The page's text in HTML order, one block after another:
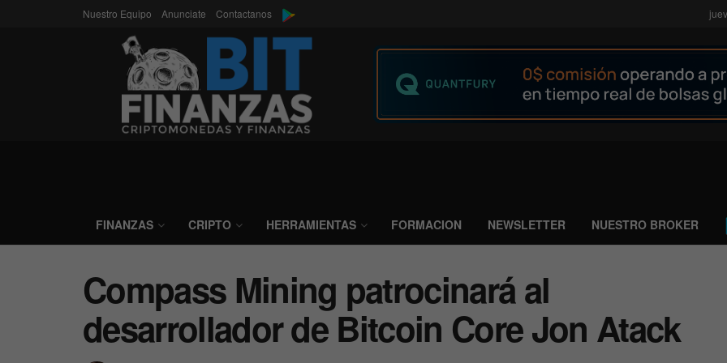
Nuestro Equipo Anunciate Contactanos
FINANZAS CRIPTO HERRAMIENTAS FORMACION NEWSLETTER NUESTRO BROKER
Compass Mining patrocinará al
desarrollador de Bitcoin Core Jon Atack